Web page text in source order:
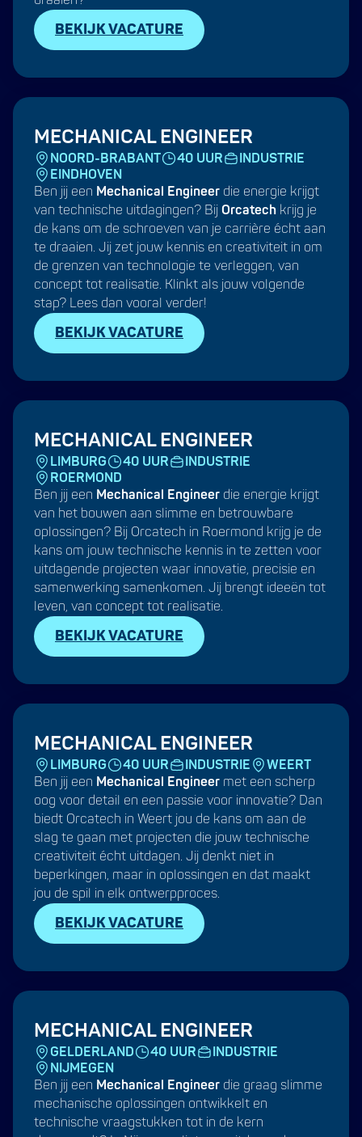
BEKIJK VACATURE
MECHANICAL ENGINEER
NOORD-BRABANT 40 UUR
INDUSTRIE
EINDHOVEN
Ben jij een Mechanical Engineer die energie krijgt
van technische uitdagingen? Bij Orcatech krijg je
de kans om de schroeven van je carrière écht aan
te draaien. Jij zet jouw kennis en creativiteit in om
de grenzen van technologie te verleggen, van
concept tot realisatie. Klinkt als jouw volgende
stap? Lees dan vooral verder!
BEKIJK VACATURE
MECHANICAL ENGINEER
LIMBURG 40 UUR
INDUSTRIE
ROERMOND
Ben jij een Mechanical Engineer die energie krijgt
van het bouwen aan slimme en betrouwbare
oplossingen? Bij Orcatech in Roermond krijg je de
kans om jouw technische kennis in te zetten voor
uitdagende projecten waar innovatie, precisie en
samenwerking samenkomen. Jij brengt ideeën tot
leven, van concept tot realisatie.
BEKIJK VACATURE
MECHANICAL ENGINEER
LIMBURG 40 UUR INDUSTRIE
WEERT
Ben jij een Mechanical Engineer met een scherp
oog voor detail en een passie voor innovatie? Dan
biedt Orcatech in Weert jou de kans om aan de
slag te gaan met projecten die jouw technische
creativiteit écht uitdagen. Jij denkt niet in
beperkingen, maar in oplossingen en dat maakt
jou de spil in elk ontwerpproces.
BEKIJK VACATURE
MECHANICAL ENGINEER
GELDERLAND 40 UUR
INDUSTRIE
NIJMEGEN
Ben jij een Mechanical Engineer die graag slimme
mechanische oplossingen ontwikkelt en
technische vraagstukken tot in de kern